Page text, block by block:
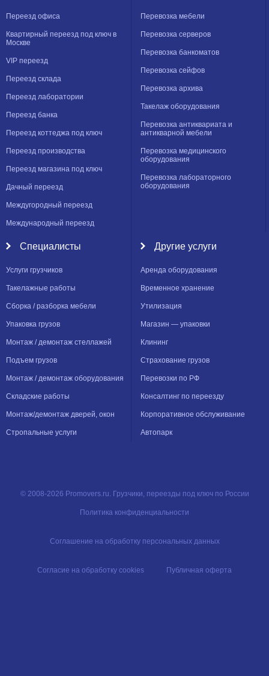
Переезд офиса
Квартирный переезд под ключ в
Москве
VIP переезд
Переезд склада
Переезд лаборатории
Переезд банка
Переезд коттеджа под ключ
Переезд производства
Переезд магазина под ключ
Дачный переезд
Междугородный переезд
Международный переезд
Перевозка мебели
Перевозка серверов
Перевозка банкоматов
Перевозка сейфов
Перевозка архива
Такелаж оборудования
Перевозка антиквариата и
антикварной мебели
Перевозка медицинского
оборудования
Перевозка лабораторного
оборудования
Специалисты
Услуги грузчиков
Такелажные работы
Сборка / разборка мебели
Упаковка грузов
Монтаж / демонтаж стеллажей
Подъем грузов
Монтаж / демонтаж оборудования
Складские работы
Монтаж/демонтаж дверей, окон
Стропальные услуги
Другие услуги
Аренда оборудования
Временное хранение
Утилизация
Магазин — упаковки
Клининг
Страхование грузов
Перевозки по РФ
Консалтинг по переезду
Корпоративное обслуживание
Автопарк
© 2008-2026 Promovers.ru. Грузчики, переезды под ключ по России
Политика конфиденциальности
Соглашение на обработку персональных данных
Согласие на обработку cookies Публичная оферта